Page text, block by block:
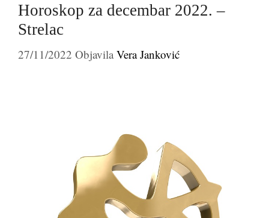
Horoskop za decembar 2022. –
Strelac
27/11/2022 Objavila Vera Janković